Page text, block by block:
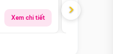
Xem chi tiết
Giá từ:
›